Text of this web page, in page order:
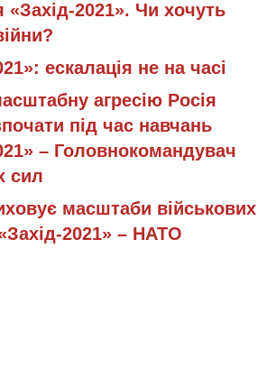
«Захід-2021». Чи хочуть
ескалація не на часі
агресію Росія
під час навчань
– Головнокомандувач
сил
масштаби військових
2021» – НАТО